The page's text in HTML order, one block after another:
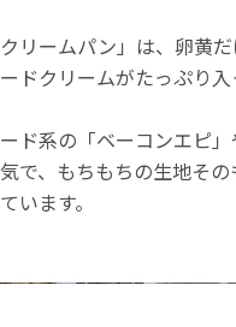
リームパン」は、卵黄
ドクリームがたっぷり
ド系の「ベーコンエピ
で、もちもちの生地そ
います。